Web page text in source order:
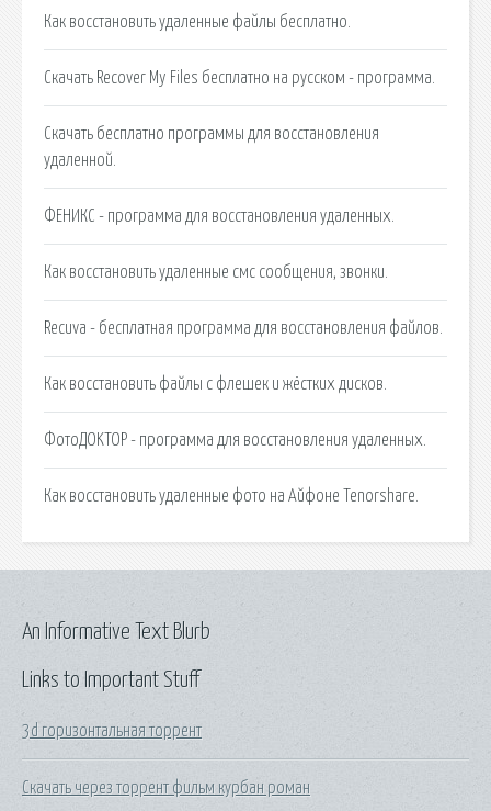
Как восстановить удаленные файлы бесплатно.
Скачать Recover My Files бесплатно на русском - программа.
Скачать бесплатно программы для восстановления
удаленной.
ФЕНИКС - программа для восстановления удаленных.
Как восстановить удаленные смс сообщения, звонки.
Recuva - бесплатная программа для восстановления файлов.
Как восстановить файлы с флешек и жёстких дисков.
ФотоДOKTOР - программа для восстановления удаленных.
Как восстановить удаленные фото на Айфоне Tenorshare.
Links to Important Stuff
3d горизонтальная торрент
Скачать через торрент фильм курбан роман
An Informative Text Blurb